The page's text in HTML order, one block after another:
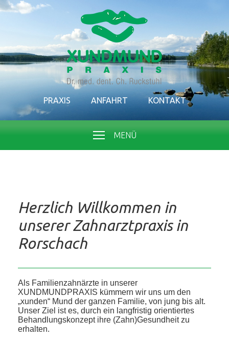
PRAXIS ANFAHRT KONTAKT
MENÜ
Herzlich Willkommen in
unserer Zahnarztpraxis in
Rorschach
Als Familienzahnärzte in unserer
XUNDMUNDPRAXIS kümmern wir uns um den
„xunden“ Mund der ganzen Familie, von jung bis alt.
Unser Ziel ist es, durch ein langfristig orientiertes
Behandlungskonzept ihre (Zahn)Gesundheit zu
erhalten.